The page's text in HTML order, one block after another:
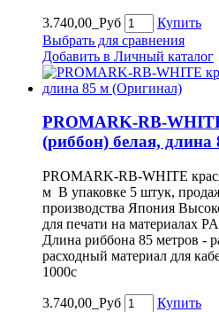
3.740,00_Руб
Купить
Выбрать для сравнения
Добавить в Личный каталог
PROMARK-RB-
(риббон) белая,
PROMARK-RB-WHITE
м В упаковке 5 штук,
производства Япония
для печати на материалах
Длина риббона 85 метров -
расходный материал для
1000c
3.740,00_Руб
Купить